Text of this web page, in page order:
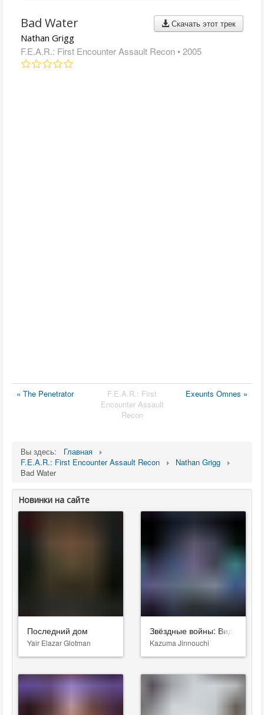
Скачать этот трек
Bad Water
Nathan Grigg
F.E.A.R.: First Encounter Assault Recon • 2005
« The Penetrator
F.E.A.R.: First
Encounter Assault
Recon
Exeunts Omnes »
Вы здесь:
Главная
F.E.A.R.: First Encounter Assault Recon
Nathan Grigg
Bad Water
Новинки на сайте
Последний дом
Yair Elazar Glotman
Звёздные войны: Видения.
Kazuma Jinnouchi